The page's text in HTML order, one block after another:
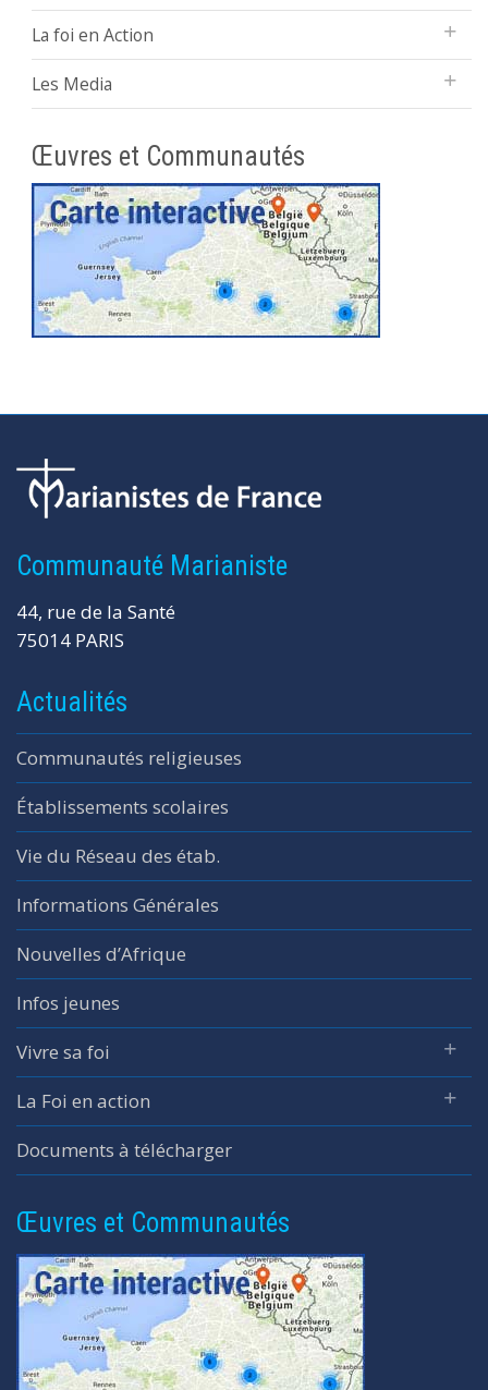
La foi en Action
Les Media
Œuvres et Communautés
Communauté Marianiste
44, rue de la Santé
75014 PARIS
Actualités
Communautés religieuses
Établissements scolaires
Vie du Réseau des étab.
Informations Générales
Nouvelles d’Afrique
Infos jeunes
Vivre sa foi
La Foi en action
Documents à télécharger
Œuvres et Communautés